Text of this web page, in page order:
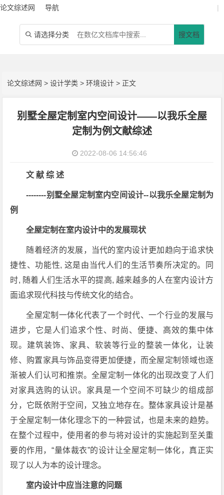
论文综述网 导航 |
 请选择分类 搜文档
论文综述网 >设计学类 >环境设计 > 正文
别墅全屋定制室内空间设计——以我乐全屋
定制为例文献综述
2022-08-06 14:56:46
文 献 综 述
--------别墅全屋定制室内空间设计--以我乐全屋定制为
例
全屋定制在室内设计中的发展现状
随着经济的发展，当代的室内设计更加趋向于追求快
捷性、功能性, 这是由当代人们的生活节奏所决定的。同
时, 随着人们生活水平的提高, 越来越多的人在室内设计方
面追求现代科技与传统文化的结合。
全屋定制一体化代表了一个时代、一个行业的发展与
进步，它是人们追求个性、时尚、便捷、高效的集中体
现。建筑装饰、家具、软装等行业的整装一体化，让装
修、购置家具与饰品变得更加便捷，而全屋定制领域也逐
渐被人们认可和推崇。全屋定制一体化的出现改变了人们
对家具选购的认识。家具是一个空间不可缺少的组成部
分，它既依附于空间，又独立地存在。整体家具设计是基
于全屋定制一体化理念下的一种尝试，也是未来的趋势。
在整个过程中，使用者的参与将对设计的实施起到至关重
要的作用，“量体裁衣”的设计让全屋定制一体化，真正实
现了以人为本的设计理念。
室内设计中应当注意的问题